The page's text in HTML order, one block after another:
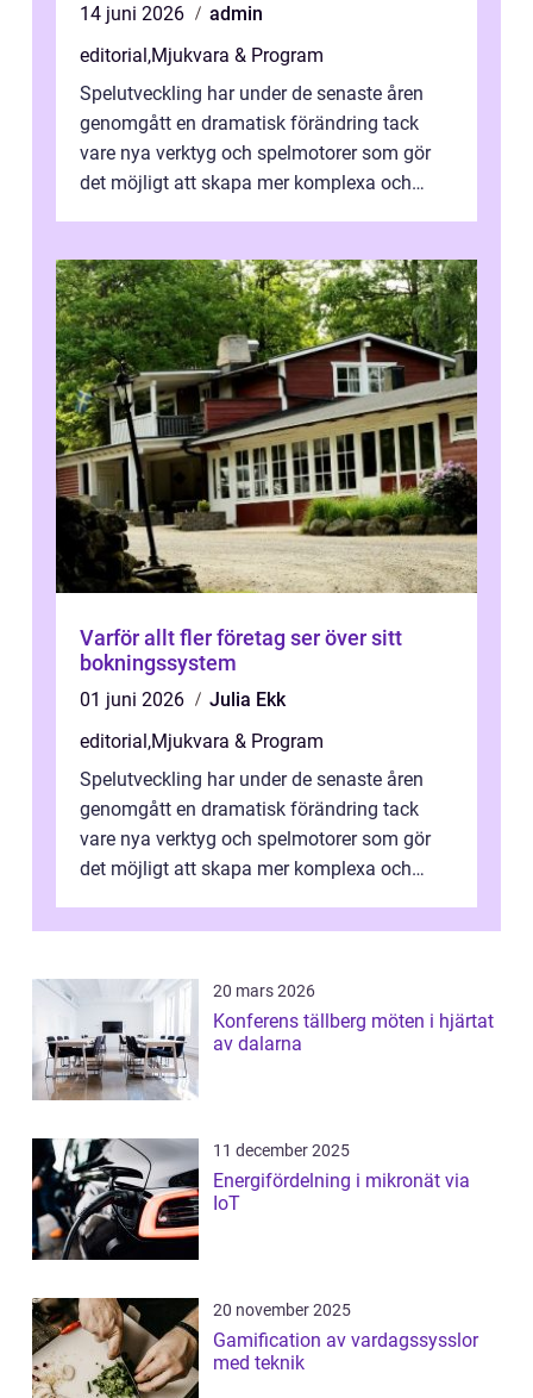
14 juni 2026
admin
editorial,Mjukvara & Program
Spelutveckling har under de senaste åren
genomgått en dramatisk förändring tack
vare nya verktyg och spelmotorer som gör
det möjligt att skapa mer komplexa och
Varför allt fler företag ser över sitt
bokningssystem
01 juni 2026
Julia Ekk
editorial,Mjukvara & Program
Spelutveckling har under de senaste åren
genomgått en dramatisk förändring tack
vare nya verktyg och spelmotorer som gör
det möjligt att skapa mer komplexa och
20 mars 2026
Konferens tällberg möten i hjärtat
av dalarna
11 december 2025
Energifördelning i mikronät via
IoT
20 november 2025
Gamification av vardagssysslor
med teknik